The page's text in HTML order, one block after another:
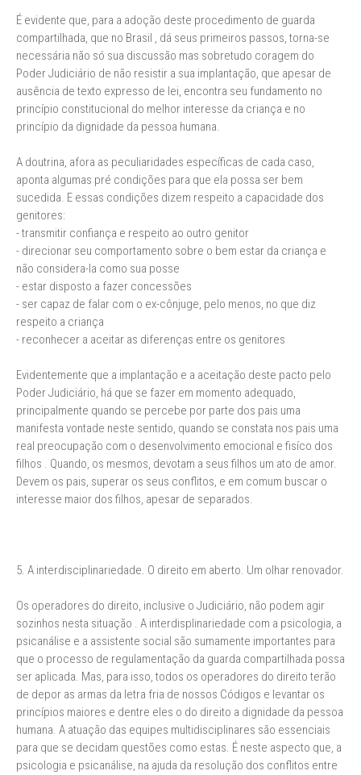
É evidente que, para a adoção deste procedimento de guarda
compartilhada, que no Brasil , dá seus primeiros passos, torna-se
necessária não só sua discussão mas sobretudo coragem do
Poder Judiciário de não resistir a sua implantação, que apesar de
ausência de texto expresso de lei, encontra seu fundamento no
princípio constitucional do melhor interesse da criança e no
princípio da dignidade da pessoa humana.
A doutrina, afora as peculiaridades específicas de cada caso,
aponta algumas pré condições para que ela possa ser bem
sucedida. E essas condições dizem respeito a capacidade dos
genitores:
- transmitir confiança e respeito ao outro genitor
- direcionar seu comportamento sobre o bem estar da criança e
não considera-la como sua posse
- estar disposto a fazer concessões
- ser capaz de falar com o ex-cônjuge, pelo menos, no que diz
respeito a criança
- reconhecer a aceitar as diferenças entre os genitores
Evidentemente que a implantação e a aceitação deste pacto pelo
Poder Judiciário, há que se fazer em momento adequado,
principalmente quando se percebe por parte dos pais uma
manifesta vontade neste sentido, quando se constata nos pais uma
real preocupação com o desenvolvimento emocional e fisíco dos
filhos . Quando, os mesmos, devotam a seus filhos um ato de amor.
Devem os pais, superar os seus conflitos, e em comum buscar o
interesse maior dos filhos, apesar de separados.
5. A interdisciplinariedade. O direito em aberto. Um olhar renovador.
Os operadores do direito, inclusive o Judiciário, não podem agir
sozinhos nesta situação . A interdisplinariedade com a psicologia, a
psicanálise e a assistente social são sumamente importantes para
que o processo de regulamentação da guarda compartilhada possa
ser aplicada. Mas, para isso, todos os operadores do direito terão
de depor as armas da letra fria de nossos Códigos e levantar os
princípios maiores e dentre eles o do direito a dignidade da pessoa
humana. A atuação das equipes multidisciplinares são essenciais
para que se decidam questões como estas. É neste aspecto que, a
psicologia e psicanálise, na ajuda da resolução dos conflitos entre